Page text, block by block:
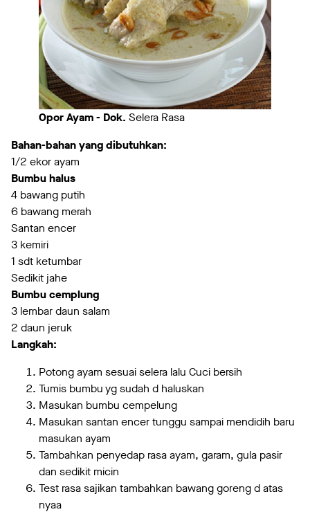
Opor Ayam - Dok. Selera Rasa
Bahan-bahan yang dibutuhkan:
1/2 ekor ayam
Bumbu halus
4 bawang putih
6 bawang merah
Santan encer
3 kemiri
1 sdt ketumbar
Sedikit jahe
Bumbu cemplung
3 lembar daun salam
2 daun jeruk
Langkah:
Potong ayam sesuai selera lalu Cuci bersih
Tumis bumbu yg sudah d haluskan
Masukan bumbu cempelung
Masukan santan encer tunggu sampai mendidih baru
masukan ayam
Tambahkan penyedap rasa ayam, garam, gula pasir
dan sedikit micin
Test rasa sajikan tambahkan bawang goreng d atas
nyaa